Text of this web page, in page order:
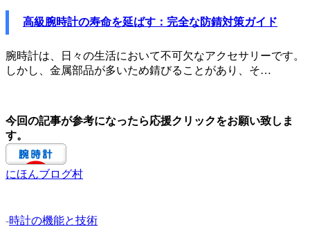
高級腕時計の寿命を延ばす：完全な防錆対策ガイド
腕時計は、日々の生活において不可欠なアクセサリーです。
しかし、金属部品が多いため錆びることがあり、そ…
今回の記事が参考になったら応援クリックをお願い致しま
す。
にほんブログ村
-時計の機能と技術